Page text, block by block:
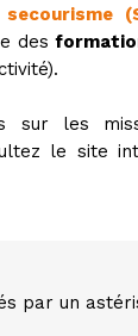
des
sur les
le site
par un